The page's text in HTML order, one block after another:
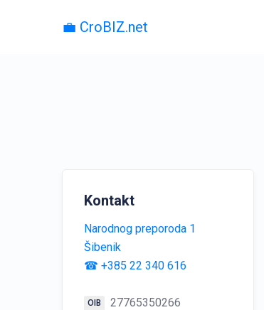
💼 CroBIZ.net
Kontakt
Narodnog preporoda 1
Šibenik
☎ +385 22 340 616
OIB 27765350266